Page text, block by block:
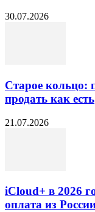
30.07.2026
Старое кольцо:
продать как есть
21.07.2026
iCloud+ в 2026
оплата из